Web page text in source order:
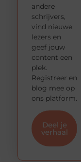
andere
schrijvers,
vind nieuwe
lezers en
geef jouw
content een
plek.
Registreer en
blog mee op
ons platform.
Deel je
verhaal